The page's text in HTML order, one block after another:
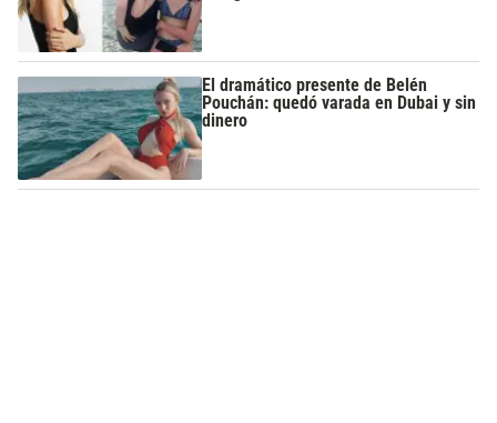
El dramático presente de Belén
Pouchán: quedó varada en Dubai y sin
dinero